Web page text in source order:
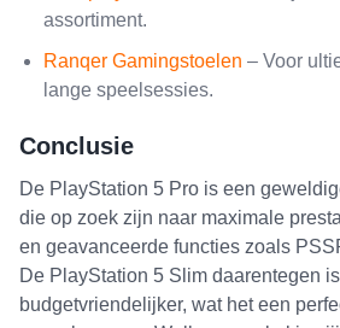
assortiment.
Ranqer Gamingstoelen – Voor
lange speelsessies.
Conclusie
De PlayStation 5 Pro is een
die op zoek zijn naar maximale
en geavanceerde functies zoals
De PlayStation 5 Slim daarentegen
budgetvriendelijker, wat het een